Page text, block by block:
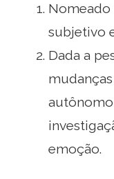
Nomeado
subjetivo
Dada a
emoção.